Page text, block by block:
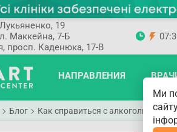
19
Маккейна, 7-Б
просп. Каденюка, 17-В
НАПРАВЛЕНИЯ
Блог Как справиться с алкогольным
Ми